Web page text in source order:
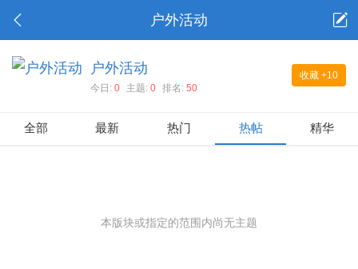
户外活动
收藏 +10
户外活动
今日: 0 主题: 0 排名: 50
全部 最新 热门 热帖 精华
本版块或指定的范围内尚无主题